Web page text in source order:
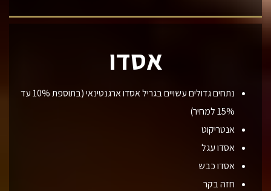
אסדו
נתחים גדולים עשויים בגריל אסדו ארגנטינאי (בתוספת 10% עד
15% למחיר)
אנטריקוט
אסדו עגל
אסדו כבש
חזה בקר